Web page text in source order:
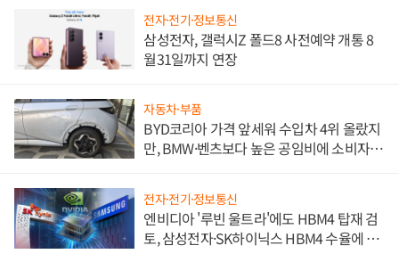
전자·전기·정보통신
삼성전자, 갤럭시Z 폴드8 사전예약 개통 8
월31일까지 연장
자동차·부품
BYD코리아 가격 앞세워 수입차 4위 올랐지
만, BMW·벤츠보다 높은 공임비에 소비자
전자·전기·정보통신
엔비디아 '루빈 울트라'에도 HBM4 탑재 검
토, 삼성전자·SK하이닉스 HBM4 수율에 주